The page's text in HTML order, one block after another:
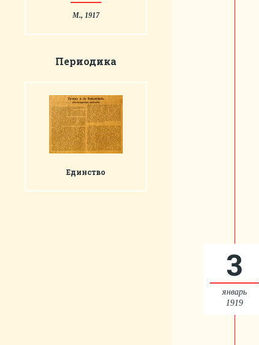
М., 1917
Периодика
Единство
3
январь
1919